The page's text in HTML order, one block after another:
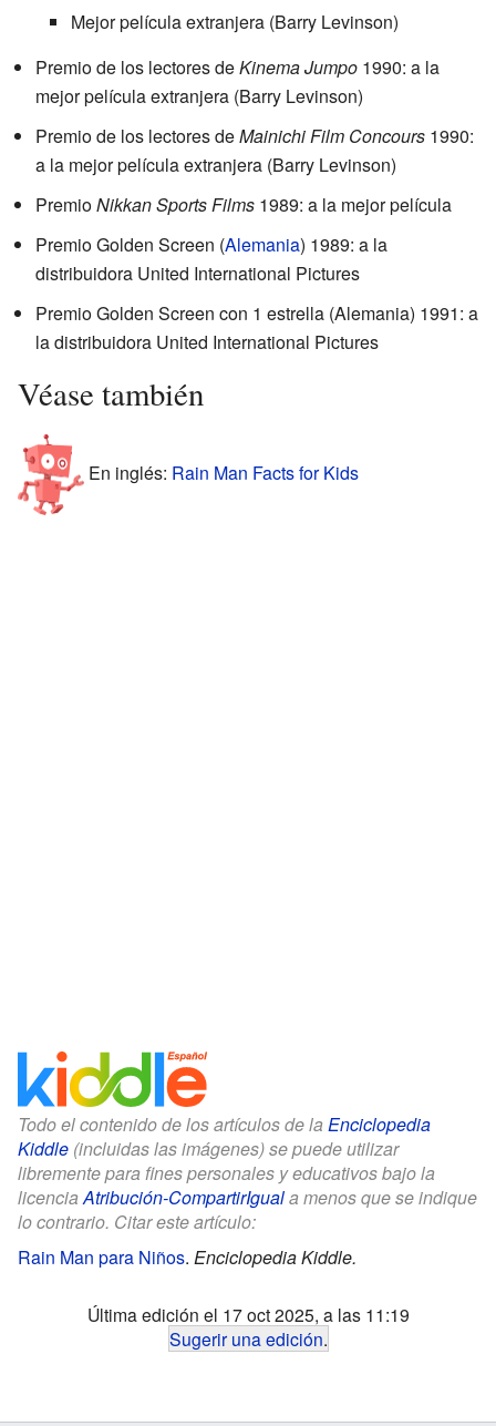
Mejor película extranjera (Barry Levinson)
Premio de los lectores deKinema Jumpo 1990: a la
mejor película extranjera (Barry Levinson)
Premio de los lectores deMainichi Film Concours 1990:
a la mejor película extranjera (Barry Levinson)
PremioNikkan Sports Films 1989: a la mejor película
Premio Golden Screen (Alemania) 1989: a la
distribuidora United International Pictures
Premio Golden Screen con 1 estrella (Alemania) 1991: a
la distribuidora United International Pictures
Véase también
En inglés: Rain Man Facts for Kids
Todo el contenido de los artículos de la Enciclopedia
Kiddle (incluidas las imágenes) se puede utilizar
libremente para fines personales y educativos bajo la
licenciaAtribución-CompartirIguala menos que se indique
lo contrario. Citar este artículo:
Rain Man para Niños. Enciclopedia Kiddle.
Última edición el 17 oct 2025, a las 11:19
Sugerir una edición.